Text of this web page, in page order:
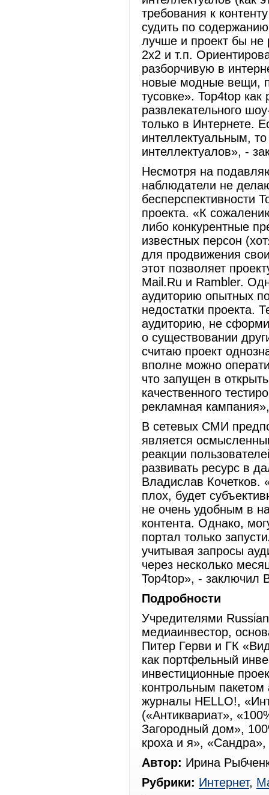
требования к
судить по
лучше и проект бы
2х2 и т.п.
разборчивую в
новые модные вещи,
тусовке». Top4top как
развлекательного
только в Интернете.
интеллектуальным,
интеллектуалов», -
Несмотря на
наблюдатели не
бесперспективности
проекта. «К
либо конкурентные
известных персон
для продвижения
этот позволяет
Mail.Ru и Rambler.
аудиторию опытных
недостатки проекта.
аудиторию, не
о существовании
считаю проект
вполне можно
что запущен в
качественного
рекламная
В сетевых СМИ
является
реакции
развивать ресурс в
Владислав Кочетков.
плох, будет
не очень удобным в
контента. Однако,
портал только
учитывая запросы
через несколько
Top4top», - заключил
Подробности
Учредителями
медиаинвестор,
Питер Герви и ГК
как портфельный
инвестиционные
контрольным
журналы HELLO!,
(«Антиквариат»,
Загородный дом»,
кроха и я»,
Автор: Ирина
Рубрики: Интернет,